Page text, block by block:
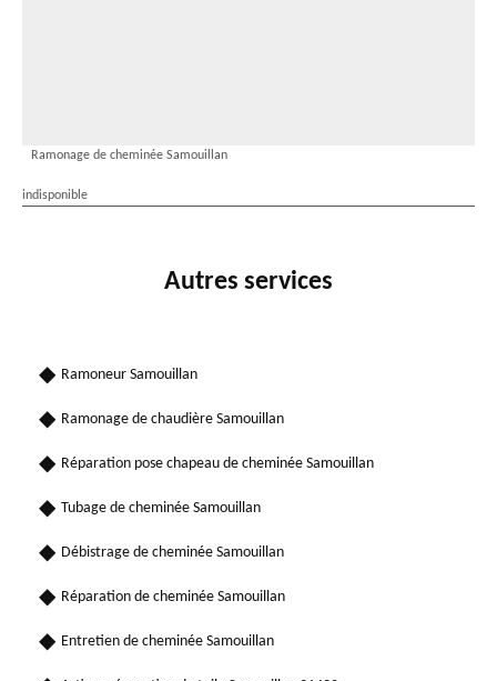
Ramonage de cheminée Samouillan
indisponible
Autres services
Ramoneur Samouillan
Ramonage de chaudière Samouillan
Réparation pose chapeau de cheminée Samouillan
Tubage de cheminée Samouillan
Débistrage de cheminée Samouillan
Réparation de cheminée Samouillan
Entretien de cheminée Samouillan